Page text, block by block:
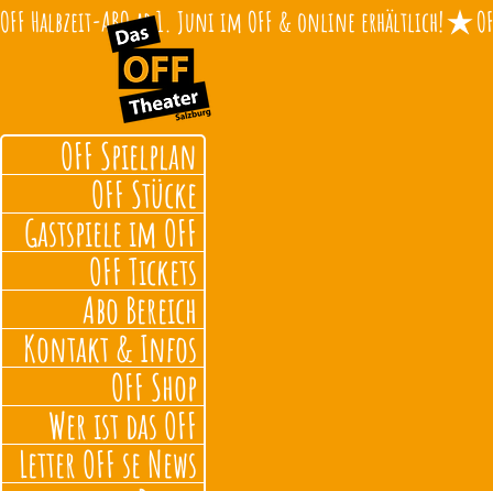
OFF Halbzeit-ABO ab 1. Juni im OFF & online erhältlich!
OFF Spielplan
OFF Stücke
Gastspiele im OFF
OFF Tickets
Abo Bereich
Kontakt & Infos
OFF Shop
Wer ist das OFF
Letter OFF se News